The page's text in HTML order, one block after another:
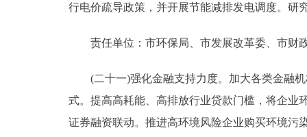
行电价疏导政策，并开展节能减排发电调度。研
责任单位：市环保局、市发展改革委、市财
(二十一)强化金融支持力度。加大各类金融机
式。提高高耗能、高排放行业贷款门槛，将企业
证券融资联动。推进高环境风险企业购买环境污